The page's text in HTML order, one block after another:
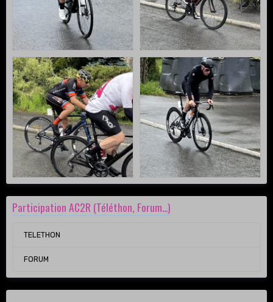
Participation AC2R (Téléthon, Forum...)
TELETHON
FORUM